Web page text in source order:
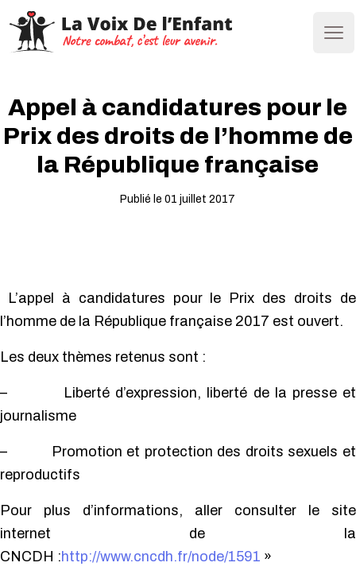
Appel à candidatures pour le
Prix des droits de l’homme de
la République française
Publié le 01 juillet 2017
L’appel à candidatures pour le Prix des droits de
l’homme de la République française 2017 est ouvert.
Les deux thèmes retenus sont :
–
Liberté d’expression, liberté de la presse et
journalisme
–
Promotion et protection des droits sexuels et
reproductifs
Pour plus d’informations, aller consulter le site
internet de la
CNCDH :http://www.cncdh.fr/node/1591 »